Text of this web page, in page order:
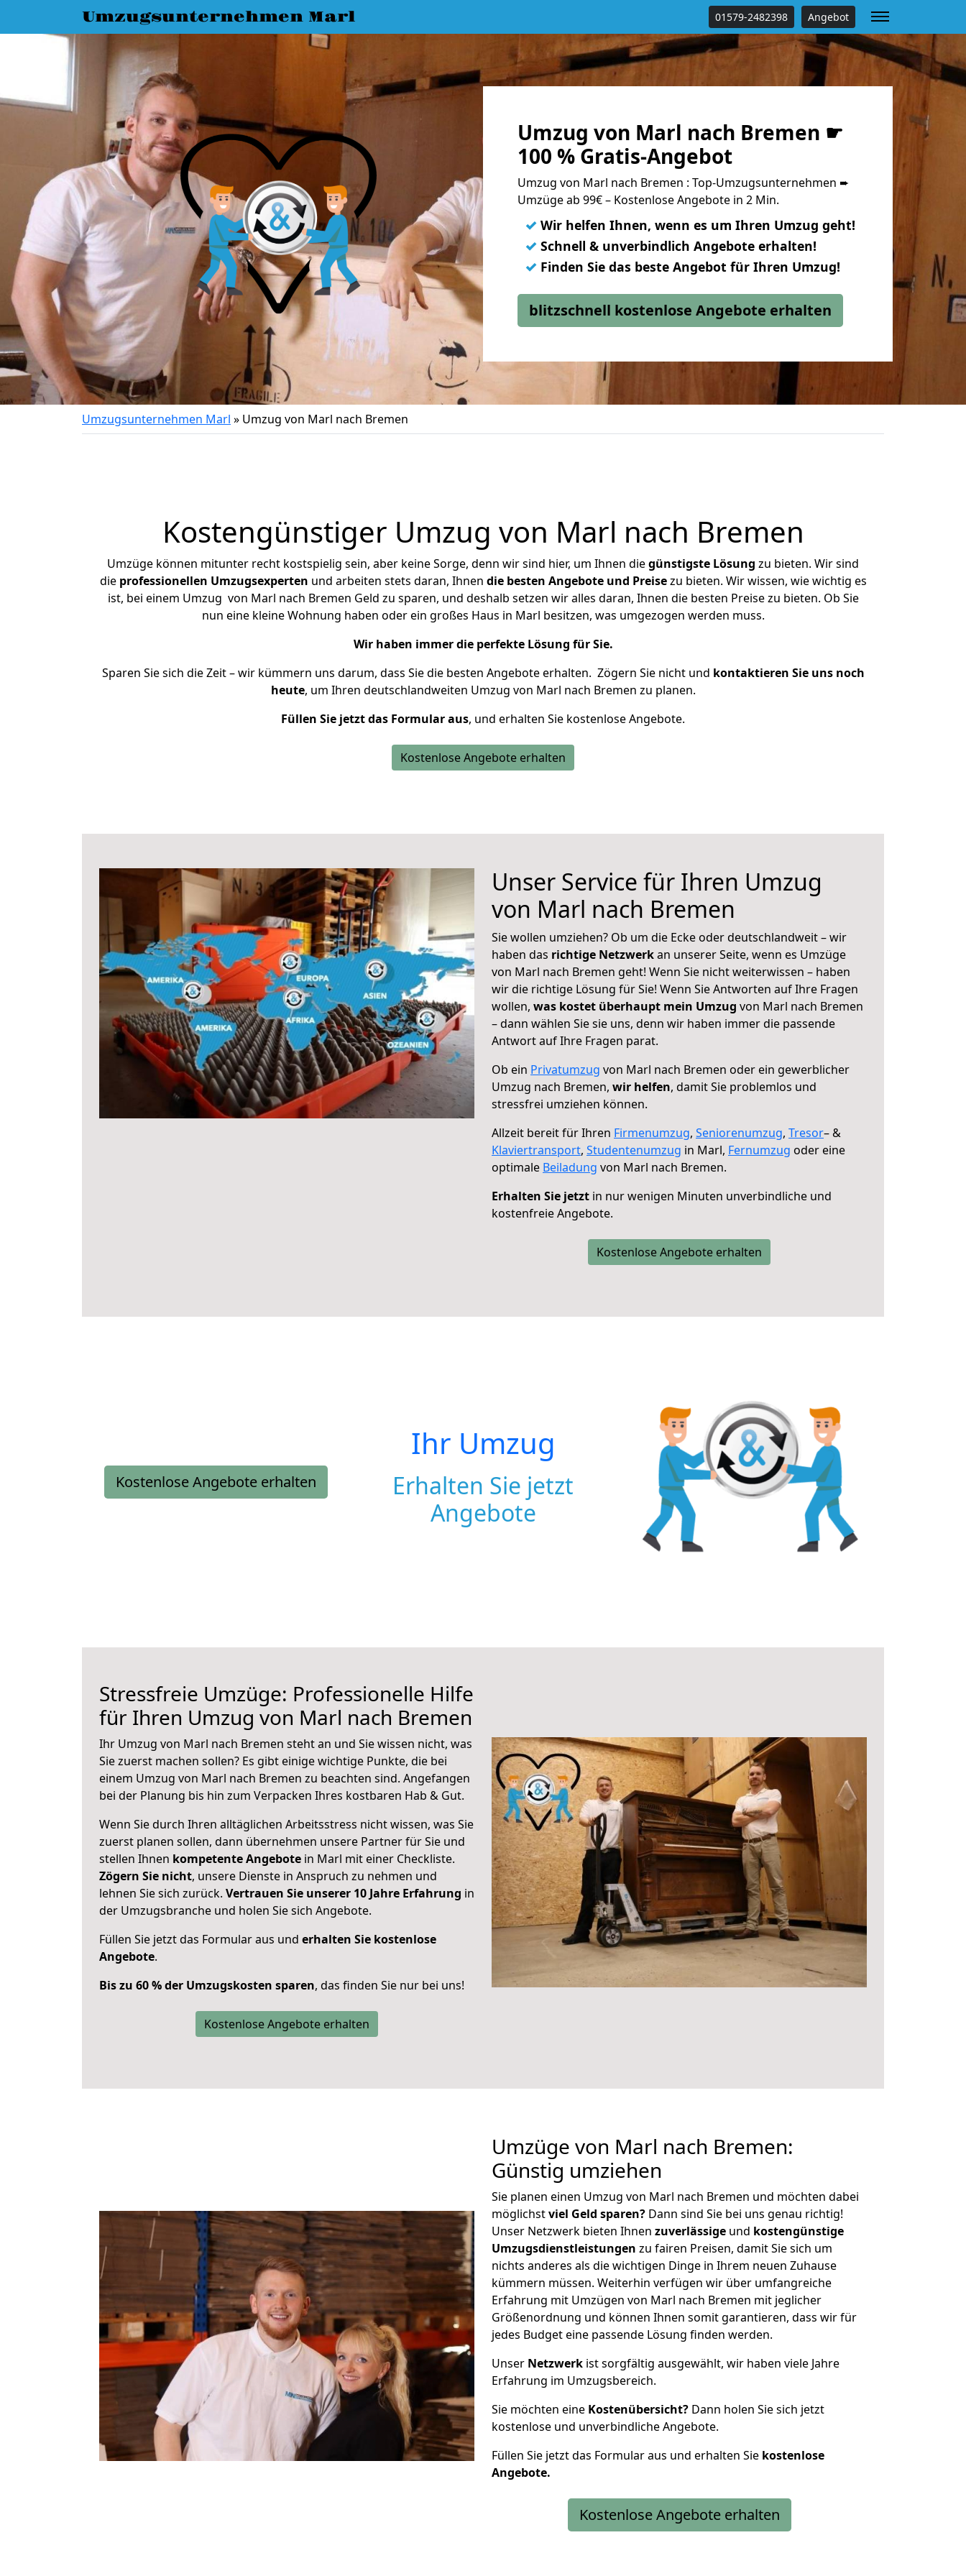
Umzugsunternehmen Marl 01579-2482398 Angebot
Umzug von Marl nach Bremen ☛
100 % Gratis-Angebot
Umzug von Marl nach Bremen : Top-Umzugsunternehmen ➨
Umzüge ab 99€ – Kostenlose Angebote in 2 Min.
✓ Wir helfen Ihnen, wenn es um Ihren Umzug geht!
✓ Schnell & unverbindlich Angebote erhalten!
✓ Finden Sie das beste Angebot für Ihren Umzug!
blitzschnell kostenlose Angebote erhalten
Umzugsunternehmen Marl » Umzug von Marl nach Bremen
Kostengünstiger Umzug von Marl nach Bremen
Umzüge können mitunter recht kostspielig sein, aber keine Sorge, denn wir sind hier, um Ihnen diegünstigste Lösung zu bieten. Wir sind
die professionellen Umzugsexperten und arbeiten stets daran, Ihnen die besten Angebote und Preisezu bieten. Wir wissen, wie wichtig es
ist, bei einem Umzug von Marl nach Bremen Geld zu sparen, und deshalb setzen wir alles daran, Ihnen die besten Preise zu bieten. Ob Sie
nun eine kleine Wohnung haben oder ein großes Haus in Marl besitzen, was umgezogen werden muss.
Wir haben immer die perfekte Lösung für Sie.
Sparen Sie sich die Zeit – wir kümmern uns darum, dass Sie die besten Angebote erhalten. Zögern Sie nicht und kontaktieren Sie uns noch
heute, um Ihren deutschlandweiten Umzug von Marl nach Bremen zu planen.
Füllen Sie jetzt das Formular aus, und erhalten Sie kostenlose Angebote.
Kostenlose Angebote erhalten
Unser Service für Ihren Umzug
von Marl nach Bremen
Sie wollen umziehen? Ob um die Ecke oder deutschlandweit – wir
haben das richtige Netzwerkan unserer Seite, wenn es Umzüge
von Marl nach Bremen geht! Wenn Sie nicht weiterwissen – haben
wir die richtige Lösung für Sie! Wenn Sie Antworten auf Ihre Fragen
wollen, was kostet überhaupt mein Umzug von Marl nach Bremen
– dann wählen Sie sie uns, denn wir haben immer die passende
Antwort auf Ihre Fragen parat.
Ob ein Privatumzug von Marl nach Bremen oder ein gewerblicher
Umzug nach Bremen, wir helfen, damit Sie problemlos und
stressfrei umziehen können.
Allzeit bereit für Ihren Firmenumzug, Seniorenumzug, Tresor– &
Klaviertransport, Studentenumzug in Marl, Fernumzug oder eine
optimale Beiladung von Marl nach Bremen.
Erhalten Sie jetzt in nur wenigen Minuten unverbindliche und
kostenfreie Angebote.
Kostenlose Angebote erhalten
Kostenlose Angebote erhalten
Ihr Umzug
Erhalten Sie jetzt
Angebote
Stressfreie Umzüge: Professionelle Hilfe
für Ihren Umzug von Marl nach Bremen
Ihr Umzug von Marl nach Bremen steht an und Sie wissen nicht, was
Sie zuerst machen sollen? Es gibt einige wichtige Punkte, die bei
einem Umzug von Marl nach Bremen zu beachten sind. Angefangen
bei der Planung bis hin zum Verpacken Ihres kostbaren Hab & Gut.
Wenn Sie durch Ihren alltäglichen Arbeitsstress nicht wissen, was Sie
zuerst planen sollen, dann übernehmen unsere Partner für Sie und
stellen Ihnen kompetente Angebote in Marl mit einer Checkliste.
Zögern Sie nicht, unsere Dienste in Anspruch zu nehmen und
lehnen Sie sich zurück. Vertrauen Sie unserer 10 Jahre Erfahrung in
der Umzugsbranche und holen Sie sich Angebote.
Füllen Sie jetzt das Formular aus und erhalten Sie kostenlose
Angebote.
Bis zu 60 % der Umzugskosten sparen, das finden Sie nur bei uns!
Kostenlose Angebote erhalten
Umzüge von Marl nach Bremen:
Günstig umziehen
Sie planen einen Umzug von Marl nach Bremen und möchten dabei
möglichstviel Geld sparen? Dann sind Sie bei uns genau richtig!
Unser Netzwerk bieten Ihnen zuverlässige und kostengünstige
Umzugsdienstleistungen zu fairen Preisen, damit Sie sich um
nichts anderes als die wichtigen Dinge in Ihrem neuen Zuhause
kümmern müssen. Weiterhin verfügen wir über umfangreiche
Erfahrung mit Umzügen von Marl nach Bremen mit jeglicher
Größenordnung und können Ihnen somit garantieren, dass wir für
jedes Budget eine passende Lösung finden werden.
Unser Netzwerk ist sorgfältig ausgewählt, wir haben viele Jahre
Erfahrung im Umzugsbereich.
Sie möchten eine Kostenübersicht? Dann holen Sie sich jetzt
kostenlose und unverbindliche Angebote.
Füllen Sie jetzt das Formular aus und erhalten Sie kostenlose
Angebote.
Kostenlose Angebote erhalten